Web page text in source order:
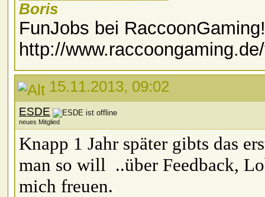
Boris
FunJobs bei RaccoonGaming!
http://
15.11.2013, 09:02
ESDE
neues Mitglied
Knapp 1 Jahr später gibts das
man so will ..über Feedback,
mich freuen.